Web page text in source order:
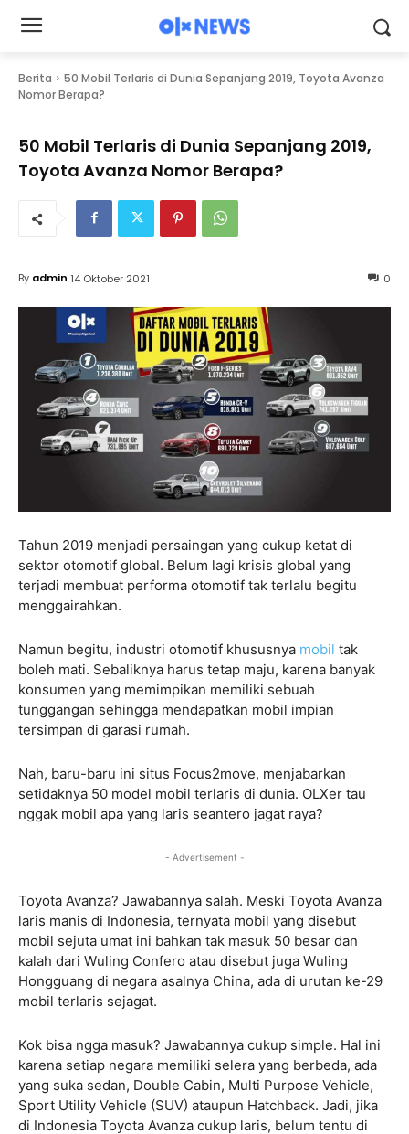
Berita
50 Mobil Terlaris di Dunia Sepanjang 2019, Toyota Avanza
Nomor Berapa?
50 Mobil Terlaris di Dunia Sepanjang 2019,
Toyota Avanza Nomor Berapa?
0
By admin 14 Oktober 2021
Tahun 2019 menjadi persaingan yang cukup ketat di
sektor otomotif global. Belum lagi krisis global yang
terjadi membuat performa otomotif tak terlalu begitu
menggairahkan.
Namun begitu, industri otomotif khususnya mobil tak
boleh mati. Sebaliknya harus tetap maju, karena banyak
konsumen yang memimpikan memiliki sebuah
tunggangan sehingga mendapatkan mobil impian
tersimpan di garasi rumah.
Nah, baru-baru ini situs Focus2move, menjabarkan
setidaknya 50 model mobil terlaris di dunia. OLXer tau
nggak mobil apa yang laris seantero jagat raya?
- Advertisement -
Toyota Avanza? Jawabannya salah. Meski Toyota Avanza
laris manis di Indonesia, ternyata mobil yang disebut
mobil sejuta umat ini bahkan tak masuk 50 besar dan
kalah dari Wuling Confero atau disebut juga Wuling
Hongguang di negara asalnya China, ada di urutan ke-29
mobil terlaris sejagat.
Kok bisa ngga masuk? Jawabannya cukup simple. Hal ini
karena setiap negara memiliki selera yang berbeda, ada
yang suka sedan, Double Cabin, Multi Purpose Vehicle,
Sport Utility Vehicle (SUV) ataupun Hatchback. Jadi, jika
di Indonesia Toyota Avanza cukup laris, belum tentu di